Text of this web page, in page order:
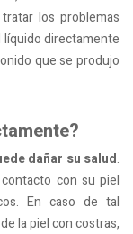
los problemas
líquido directamente
que se produjo
dañar su salud.
con su piel
En caso de tal
la piel con costras,